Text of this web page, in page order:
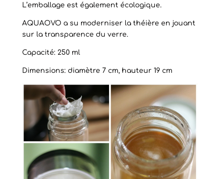
L’emballage est également écologique.
AQUAOVO a su moderniser la théière en jouant
sur la transparence du verre.
Capacité: 250 ml
Dimensions: diamètre 7 cm, hauteur 19 cm